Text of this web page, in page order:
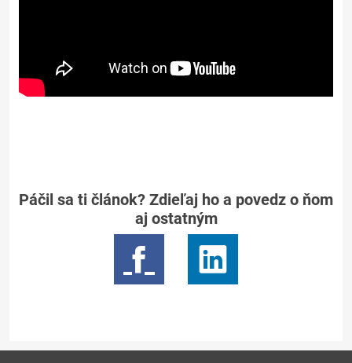
Páčil sa ti článok? Zdieľaj ho a povedz o ňom
aj ostatným